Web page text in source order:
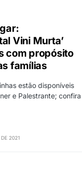
Vini Murta’
com propósito
famílias
estão disponíveis
e Palestrante; confira
2021